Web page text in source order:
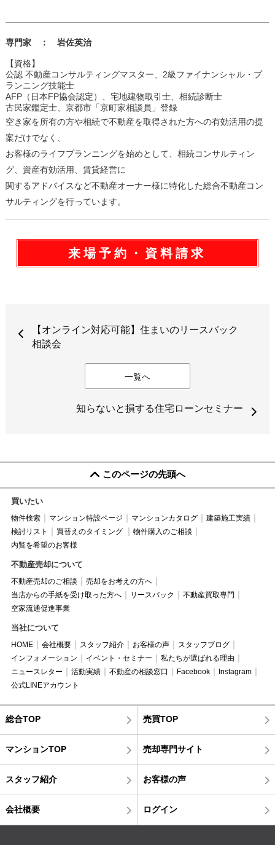
専門家 ： 岩佐英治
【資格】
公認 不動産コンサルティングマスター、2級ファイナンシャル・プ
ランニング技能士
AFP（日本FP協会認定）、宅地建物取引士、相続診断士
古民家鑑定士、京都市「京町家相談員」登録
空き家を所有の方や相続で不動産を取得された方への有効活用の提
案だけでなく、
お客様のライフプランニングを始めとして、相続コンサルティン
グ、資産有効活用、賃貸経営に
関するアドバイスなど不動産オーナー様に特化した総合不動産コン
サルティングを行っています。
来場予約・資料請求
【オンライン対応可能】住まいのリースバック
相談会
一覧へ
知らないと損する住宅ローンセミナー
このページの先頭へ
買いたい
物件検索 マンション特設ページ マンションカタログ
建築施工実績
検討リスト
買替えのタイミング
物件購入のご相談
内覧を希望のお客様
不動産売却について
不動産売却のご相談
売却をお考えの方へ
当店からの手紙を受け取った方へ
リースバック
不動産買取専門
空家流通促進事業
当社について
HOME 会社概要 スタッフ紹介 お客様の声
スタッフブログ
インフォメーション
イベント・セミナー
私たちが選ばれる理由
ニュースレター
活動実績 不動産の相談窓口 Facebook
Instagram
公式LINEアカウント
総合TOP 売買TOP
マンションTOP 売却専門サイト
スタッフ紹介 お客様の声
会社概要 ログイン